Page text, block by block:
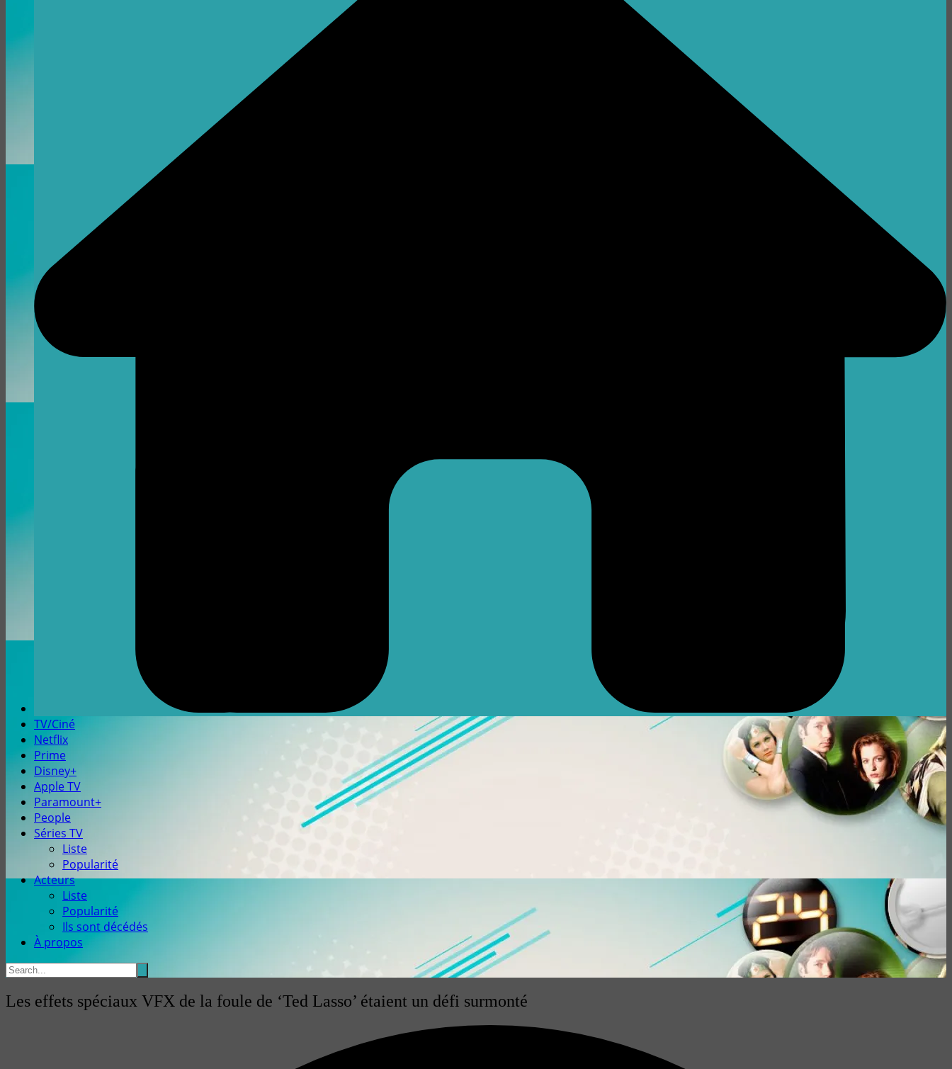
TV/Ciné
Netflix
Prime
Disney+
Apple TV
Paramount+
People
Séries TV
Liste
Popularité
Acteurs
Liste
Popularité
Ils sont décédés
À propos
Les effets spéciaux VFX de la foule de ‘Ted Lasso’ étaient un défi surmonté